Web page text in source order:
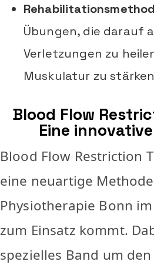
Übungen, die darauf
Verletzungen zu
Muskulatur zu
Blood Flow
Eine
Blood Flow Restriction
eine neuartige
Physiotherapie Bonn
zum Einsatz kommt.
spezielles Band um